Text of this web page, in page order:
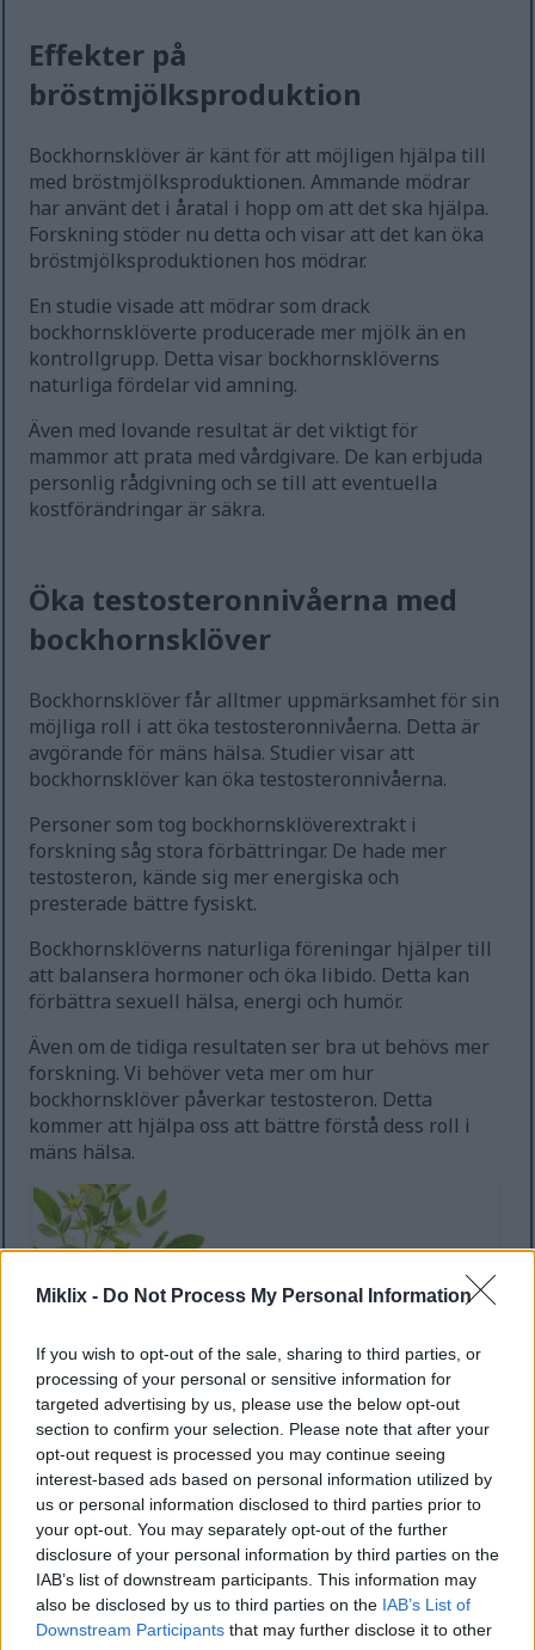
Miklix - Do Not Process My Personal Information
If you wish to opt-out of the sale, sharing to third parties, or
processing of your personal or sensitive information for
targeted advertising by us, please use the below opt-out
section to confirm your selection. Please note that after your
opt-out request is processed you may continue seeing
interest-based ads based on personal information utilized by
us or personal information disclosed to third parties prior to
your opt-out. You may separately opt-out of the further
disclosure of your personal information by third parties on the
IAB’s list of downstream participants. This information may
also be disclosed by us to third parties on the IAB’s List of
Downstream Participants that may further disclose it to other
Effekter på
bröstmjölksproduktion
Bockhornsklöver är känt för att möjligen hjälpa till
med bröstmjölksproduktionen. Ammande mödrar
har använt det i åratal i hopp om att det ska hjälpa.
Forskning stöder nu detta och visar att det kan öka
bröstmjölksproduktionen hos mödrar.
En studie visade att mödrar som drack
bockhornsklöverte producerade mer mjölk än en
kontrollgrupp. Detta visar bockhornsklöverns
naturliga fördelar vid amning.
Även med lovande resultat är det viktigt för
mammor att prata med vårdgivare. De kan erbjuda
personlig rådgivning och se till att eventuella
kostförändringar är säkra.
Öka testosteronnivåerna med
bockhornsklöver
Bockhornsklöver får alltmer uppmärksamhet för sin
möjliga roll i att öka testosteronnivåerna. Detta är
avgörande för mäns hälsa. Studier visar att
bockhornsklöver kan öka testosteronnivåerna.
Personer som tog bockhornsklöverextrakt i
forskning såg stora förbättringar. De hade mer
testosteron, kände sig mer energiska och
presterade bättre fysiskt.
Bockhornsklöverns naturliga föreningar hjälper till
att balansera hormoner och öka libido. Detta kan
förbättra sexuell hälsa, energi och humör.
Även om de tidiga resultaten ser bra ut behövs mer
forskning. Vi behöver veta mer om hur
bockhornsklöver påverkar testosteron. Detta
kommer att hjälpa oss att bättre förstå dess roll i
mäns hälsa.
Illustration av bockhornsklöverväxt med gröna blad,
gula blommor och bruna frön.
Klicka eller tryck på bilden för mer information och
högre upplösning.
Bockhornsklöver och